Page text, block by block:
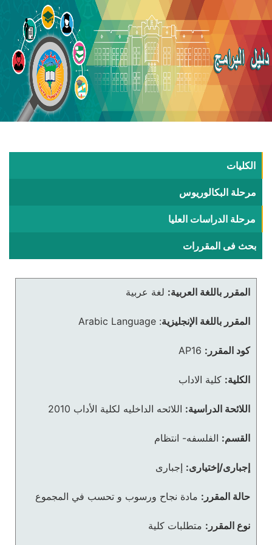
الكليات
مرحلة البكالوريوس
مرحلة الدراسات العليا
بحث فى المقررات
المقرر باللغة العربية: لغة عربية
المقرر باللغة الإنجليزية:
Arabic Language
كود المقرر: AP16
الكلية: كلية الاداب
اللائحة الدراسية: اللائحه الداخليه لكلية الأداب 2010
القسم: الفلسفه- انتظام
إجبارى/إختيارى: إجبارى
حالة المقرر: مادة نجاح ورسوب و تحسب في المجموع
نوع المقرر: متطلبات كلية